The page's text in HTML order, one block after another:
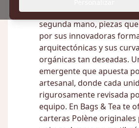
Descubre carteras Polène
segunda mano, piezas
por sus innovadoras
arquitectónicas y sus
orgánicas tan deseadas.
emergente que apuesta
artesanal, donde cada
rigurosamente revisada
equipo. En Bags & Tea te
carteras Polène originales